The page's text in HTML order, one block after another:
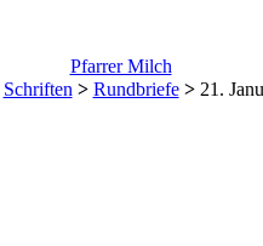
Pfarrer Milch
Schriften > Rundbriefe >21.